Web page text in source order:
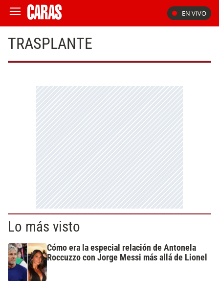
EN VIVO
TRASPLANTE
Lo más visto
Cómo era la especial relación de Antonela
Roccuzzo con Jorge Messi más allá de Lionel